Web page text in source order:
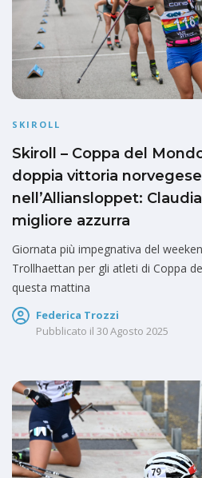
SKIROLL
Skiroll – Coppa del
doppia vittoria
nell’Alliansloppet:
migliore azzurra
Giornata più impegnativa del
Trollhaettan per gli atleti di Coppa
questa mattina
Federica Trozzi
Pubblicato il 30 Agosto 2025